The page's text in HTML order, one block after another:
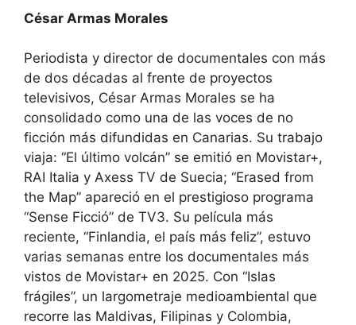
César Armas Morales
Periodista y director de documentales con más
de dos décadas al frente de proyectos
televisivos, César Armas Morales se ha
consolidado como una de las voces de no
ficción más difundidas en Canarias. Su trabajo
viaja: “El último volcán” se emitió en Movistar+,
RAI Italia y Axess TV de Suecia; “Erased from
the Map” apareció en el prestigioso programa
“Sense Ficció” de TV3. Su película más
reciente, “Finlandia, el país más feliz”, estuvo
varias semanas entre los documentales más
vistos de Movistar+ en 2025. Con “Islas
frágiles”, un largometraje medioambiental que
recorre las Maldivas, Filipinas y Colombia,